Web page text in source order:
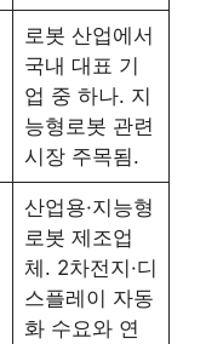
로봇 산업에서
국내 대표 기
업 중 하나. 지
능형로봇 관련
시장 주목됨.
산업용·지능형
로봇 제조업
체. 2차전지·디
스플레이 자동
화 수요와 연